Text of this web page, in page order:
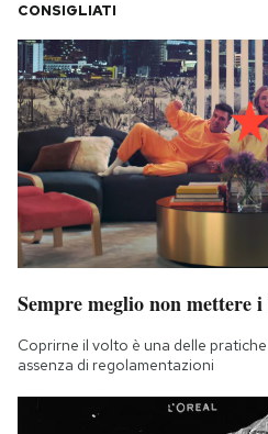
CONSIGLIATI
Sempre meglio non mettere
Coprirne il volto è una delle
assenza di regolamentazioni